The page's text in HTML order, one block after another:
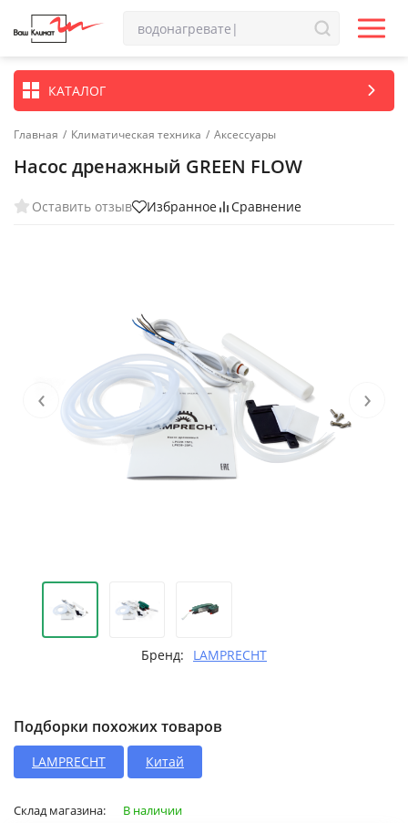
КАТАЛОГ
Главная / Климатическая техника / Аксессуары
Насос дренажный GREEN FLOW
Оставить отзыв Избранное Сравнение
‹ ›
Бренд: LAMPRECHT
Подборки похожих товаров
LAMPRECHT Китай
Склад магазина: В наличии